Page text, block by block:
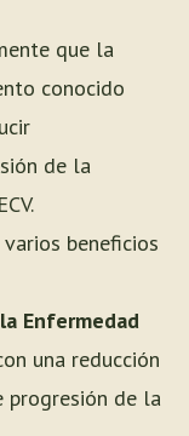
que la
conocido
de la
beneficios
Enfermedad
una reducción
progresión de la